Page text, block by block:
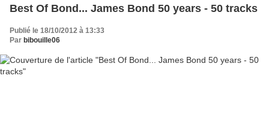
Best Of Bond... James Bond 50 years - 50 tracks
Publié le 18/10/2012 à 13:33
Par bibouille06